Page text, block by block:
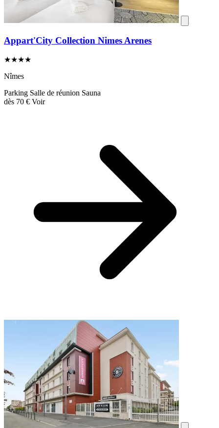
Appart'City Collection Nimes Arenes
★★★★
Nîmes
Parking Salle de réunion Sauna
dès 70 € Voir